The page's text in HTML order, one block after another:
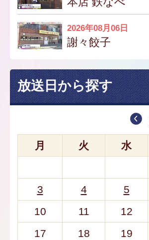
2026年08月06日
謝々餃子
放送日から探す
月 火 水
3 4 5
10
11 12
17
18 19